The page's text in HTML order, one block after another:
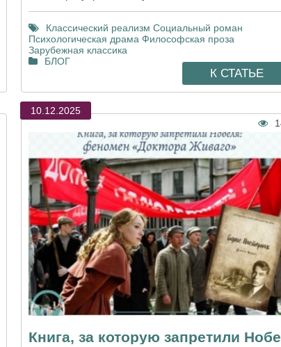
Классический реализм Социальный роман
Психологическая драма Философская проза
Зарубежная классика
БЛОГ
К СТАТЬЕ
10.12.2025